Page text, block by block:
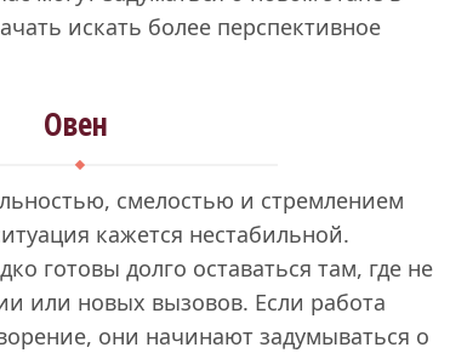
искать более перспективное
Овен
смелостью и стремлением
кажется нестабильной.
готовы долго оставаться там, где не
или новых вызовов. Если работа
они начинают задумываться о